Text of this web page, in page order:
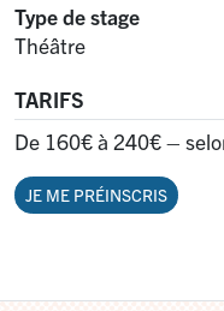
Type de stage
Théâtre
TARIFS
De 160€ à 240€ –
JE ME PRÉINSCRIS